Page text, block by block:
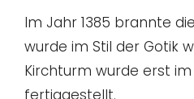
Im Jahr 1385 brannte
wurde im Stil der Gotik
Kirchturm wurde erst im
fertiggestellt.